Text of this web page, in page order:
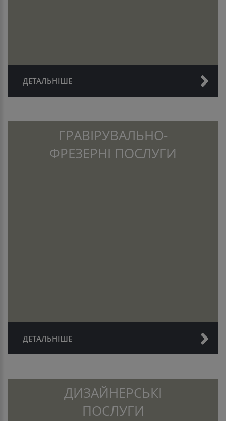
ДЕТАЛЬНІШЕ
ГРАВІРУВАЛЬНО-
ФРЕЗЕРНІ ПОСЛУГИ
ДЕТАЛЬНІШЕ
ДИЗАЙНЕРСЬКІ
ПОСЛУГИ